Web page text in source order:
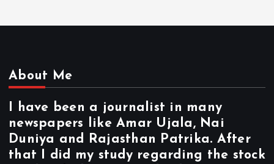
About Me
I have been a journalist in many
newspapers like Amar Ujala, Nai
Duniya and Rajasthan Patrika. After
that I did my study regarding the stock